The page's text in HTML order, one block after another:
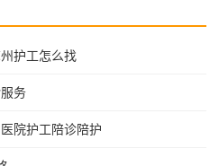
护工怎么找
务
院护工陪诊陪护